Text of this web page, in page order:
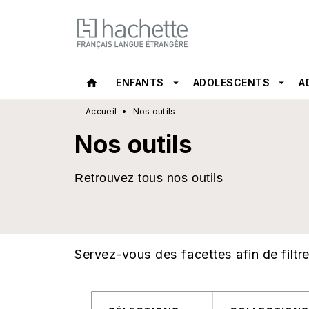
MENU RECHERCHE
home ENFANTS arrow_drop_down ADOLESCENTS arrow_drop_down
Accueil • Nos outils
Nos outils
Retrouvez tous nos outils
Servez-vous des facettes afin de